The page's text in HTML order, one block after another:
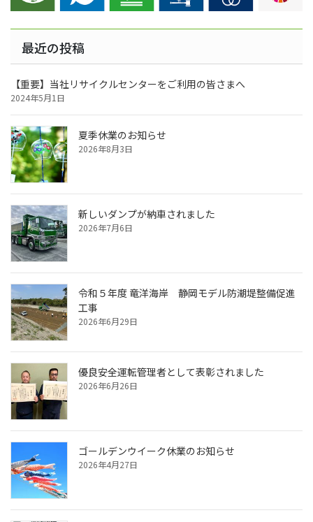
最近の投稿
【重要】当社リサイクルセンターをご利用の皆さまへ
2024年5月1日
夏季休業のお知らせ
2026年8月3日
新しいダンプが納車されました
2026年7月6日
令和５年度 竜洋海岸 静岡モデル防潮堤整備促進
工事
2026年6月29日
優良安全運転管理者として表彰されました
2026年6月26日
ゴールデンウイーク休業のお知らせ
2026年4月27日